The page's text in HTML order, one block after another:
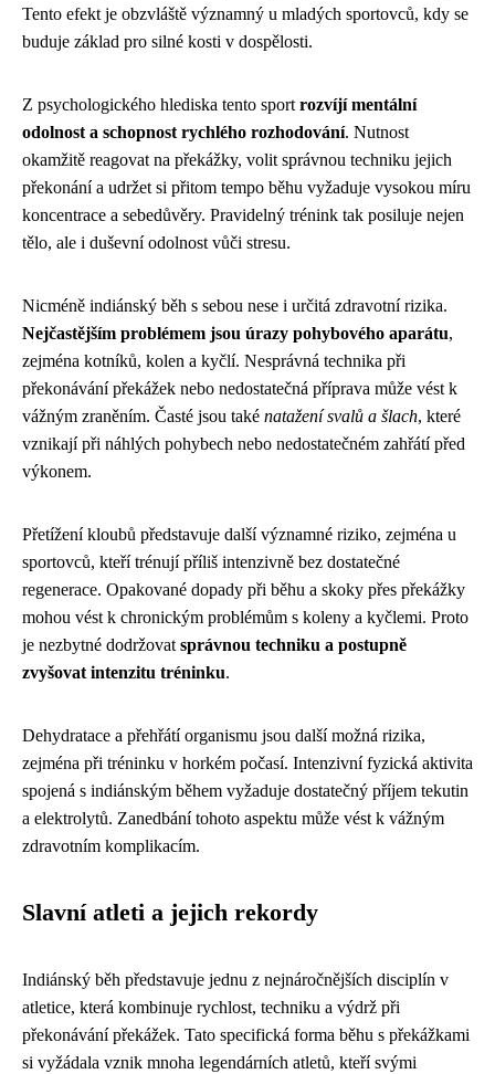
Tento efekt je obzvláště významný u mladých sportovců, kdy se
buduje základ pro silné kosti v dospělosti.
Z psychologického hlediska tento sportrozvíjí mentální
odolnost a schopnost rychlého rozhodování. Nutnost
okamžitě reagovat na překážky, volit správnou techniku jejich
překonání a udržet si přitom tempo běhu vyžaduje vysokou míru
koncentrace a sebedůvěry. Pravidelný trénink tak posiluje nejen
tělo, ale i duševní odolnost vůči stresu.
Nicméně indiánský běh s sebou nese i určitá zdravotní rizika.
Nejčastějším problémem jsou úrazy pohybového aparátu,
zejména kotníků, kolen a kyčlí. Nesprávná technika při
překonávání překážek nebo nedostatečná příprava může vést k
vážným zraněním. Časté jsou také natažení svalů a šlach, které
vznikají při náhlých pohybech nebo nedostatečném zahřátí před
výkonem.
Přetížení kloubů představuje další významné riziko, zejména u
sportovců, kteří trénují příliš intenzivně bez dostatečné
regenerace. Opakované dopady při běhu a skoky přes překážky
mohou vést k chronickým problémům s koleny a kyčlemi. Proto
je nezbytné dodržovatsprávnou techniku a postupně
zvyšovat intenzitu tréninku.
Dehydratace a přehřátí organismu jsou další možná rizika,
zejména při tréninku v horkém počasí. Intenzivní fyzická aktivita
spojená s indiánským během vyžaduje dostatečný příjem tekutin
a elektrolytů. Zanedbání tohoto aspektu může vést k vážným
zdravotním komplikacím.
Slavní atleti a jejich rekordy
Indiánský běh představuje jednu z nejnáročnějších disciplín v
atletice, která kombinuje rychlost, techniku a výdrž při
překonávání překážek. Tato specifická forma běhu s překážkami
si vyžádala vznik mnoha legendárních atletů, kteří svými